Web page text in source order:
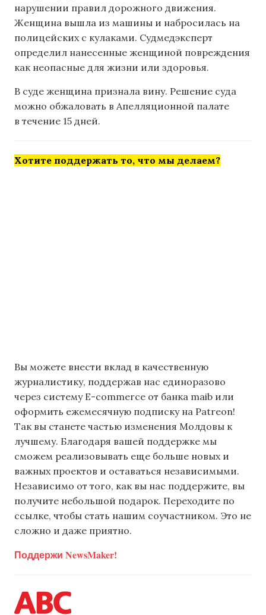
нарушении правил дорожного движения.
Женщина вышла из машины и набросилась на
полицейских с кулаками. Судмедэксперт
определил нанесенные женщиной повреждения
как неопасные для жизни или здоровья.
В суде женщина признала вину. Решение суда
можно обжаловать в Апелляционной палате
в течение 15 дней.
Хотите поддержать то, что мы делаем?
Вы можете внести вклад в качественную
журналистику, поддержав нас единоразово
через систему E-commerce от банка maib или
оформить ежемесячную подписку на Patreon!
Так вы станете частью изменения Молдовы к
лучшему. Благодаря вашей поддержке мы
сможем реализовывать еще больше новых и
важных проектов и оставаться независимыми.
Независимо от того, как вы нас поддержите, вы
получите небольшой подарок. Переходите по
ссылке, чтобы стать нашим соучастником. Это не
сложно и даже приятно.
Поддержи NewsMaker!